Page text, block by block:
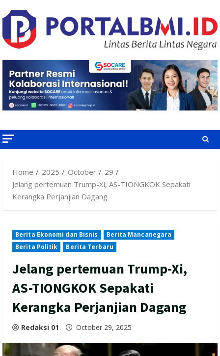
to
content
Home 2025 October
29
Jelang pertemuan Trump-Xi, AS-TIONGKOK Sepakati
Kerangka Perjanjian Dagang
Berita Ekonomi dan Bisnis
Berita Mancanegara
Berita Politik
Berita Terbaru
Jelang pertemuan Trump-Xi,
AS-TIONGKOK Sepakati
Kerangka Perjanjian Dagang
Redaksi 01 October 29, 2025